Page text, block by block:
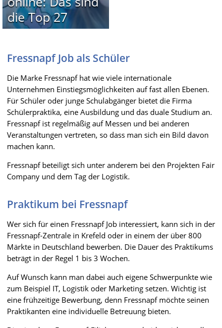
die Top 27
Fressnapf Job als Schüler
Die Marke Fressnapf hat wie viele internationale
Unternehmen Einstiegsmöglichkeiten auf fast allen Ebenen.
Für Schüler oder junge Schulabgänger bietet die Firma
Schülerpraktika, eine Ausbildung und das duale Studium an.
Fressnapf ist regelmäßig auf Messen und bei anderen
Veranstaltungen vertreten, so dass man sich ein Bild davon
machen kann.
Fressnapf beteiligt sich unter anderem bei den Projekten Fair
Company und dem Tag der Logistik.
Praktikum bei Fressnapf
Wer sich für einen Fressnapf Job interessiert, kann sich in der
Fressnapf-Zentrale in Krefeld oder in einem der über 800
Märkte in Deutschland bewerben. Die Dauer des Praktikums
beträgt in der Regel 1 bis 3 Wochen.
Auf Wunsch kann man dabei auch eigene Schwerpunkte wie
zum Beispiel IT, Logistik oder Marketing setzen. Wichtig ist
eine frühzeitige Bewerbung, denn Fressnapf möchte seinen
Praktikanten eine individuelle Betreuung bieten.